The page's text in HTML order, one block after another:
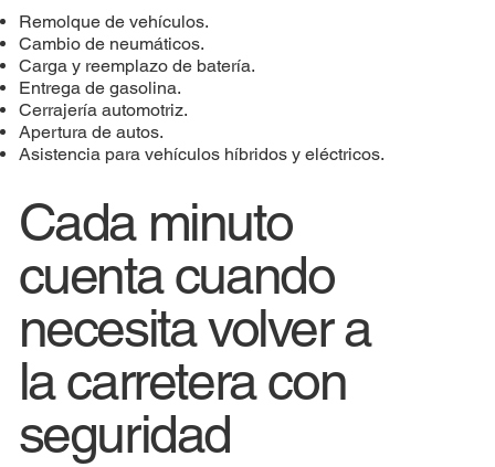
Remolque de vehículos.
Cambio de neumáticos.
Carga y reemplazo de batería.
Entrega de gasolina.
Cerrajería automotriz.
Apertura de autos.
Asistencia para vehículos híbridos y eléctricos.
Cada minuto
cuenta cuando
necesita volver a
la carretera con
seguridad